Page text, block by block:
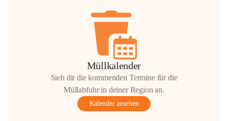
Müllkalender
Sieh dir die kommenden Termine für die
Müllabfuhr in deiner Region an.
Kalender ansehen